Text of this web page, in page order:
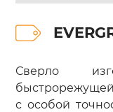
Сверло
с особой